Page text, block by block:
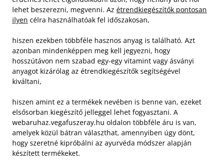
lehet beszerezni, megvenni. Az étrendkiegészítők pontosan
ilyen célra használhatóak fel időszakosan,
hiszen ezekben többféle hasznos anyag is található. Azt
azonban mindenképpen meg kell jegyezni, hogy
hosszútávon nem szabad egy-egy vitamint vagy ásványi
anyagot kizárólag az étrendkiegészítők segítségével
kiváltani,
hiszen amint ez a termékek nevében is benne van, ezeket
elsősorban kiegészítő jelleggel lehet fogyasztani. A
webaruhaz.vegafuszeray.hu oldalon többféle áru is van,
amelyek közül bátran választhat, amennyiben úgy dönt,
hogy szeretné kipróbálni az ayurvéda módszer alapján
készített termékeket.